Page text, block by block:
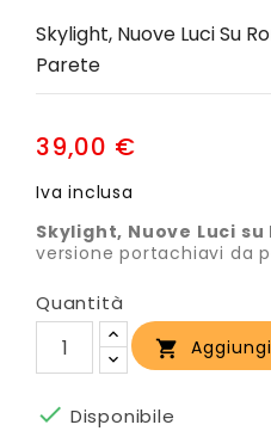
Skylight, Nuove Luci Su
Parete
39,00 €
Iva inclusa
Skylight, Nuove Luci su
versione portachiavi da
Quantità

 Disponibile